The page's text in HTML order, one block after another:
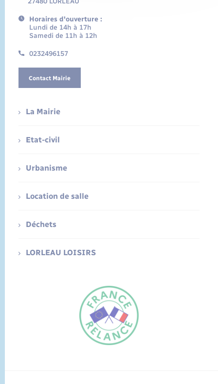
Horaires d'ouverture :
Lundi de 14h à 17h
Samedi de 11h à 12h
0232496157
Contact Mairie
La Mairie
Etat-civil
Urbanisme
Location de salle
Déchets
LORLEAU LOISIRS